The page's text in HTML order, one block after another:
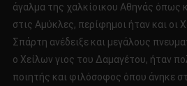
άγαλμα της χαλκίοικου Αθηνάς όπως
στις Αμύκλες, περίφημοι ήταν και οι
Σπάρτη ανέδειξε και μεγάλους
ο Χείλων γιος του Δαμαγέτου, ήταν
ποιητής και φιλόσοφος όπου άνηκε